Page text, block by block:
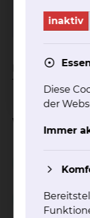
Informieren
Therapien.
Weitere
bei
inaktiv
Diese
der
Immer